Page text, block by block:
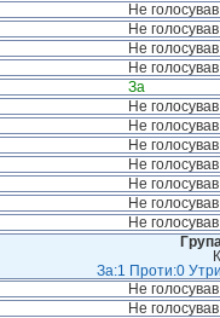
Не голосував
Не голосував
Не голосував
Не голосував
За
Не голосував
Не голосував
Не голосував
Не голосував
Не голосував
Не голосував
Не голосував
За:1 Проти:0
Не голосував
Не голосував